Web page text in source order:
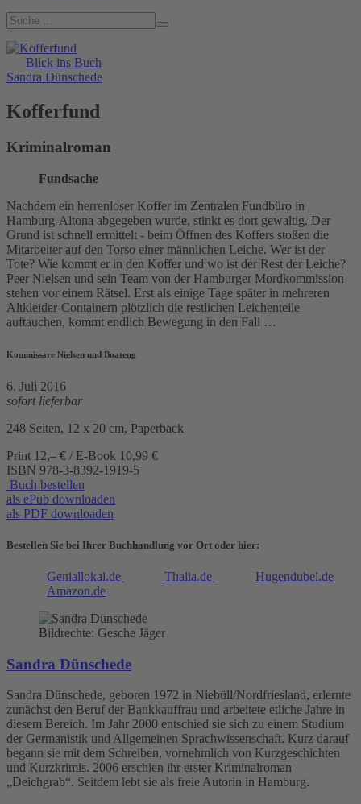
Blick ins Buch
Sandra Dünschede
Kofferfund
Kriminalroman
Fundsache
Nachdem ein herrenloser Koffer im Zentralen Fundbüro in
Hamburg-Altona abgegeben wurde, stinkt es dort gewaltig. Der
Grund ist schnell ermittelt - beim Öffnen des Koffers stoßen die
Mitarbeiter auf den Torso einer männlichen Leiche. Wer ist der
Tote? Wie kommt er in den Koffer und wo ist der Rest der Leiche?
Peer Nielsen und sein Team von der Hamburger Mordkommission
stehen vor einem Rätsel. Erst als einige Tage später in mehreren
Altkleider-Containern plötzlich die restlichen Leichenteile
auftauchen, kommt endlich Bewegung in den Fall …
Kommissare Nielsen und Boateng
6. Juli 2016
sofort lieferbar
248 Seiten, 12 x 20 cm, Paperback
Print 12,– € / E-Book 10,99 €
ISBN 978-3-8392-1919-5
Buch bestellen
als ePub downloaden
als PDF downloaden
Bestellen Sie bei Ihrer Buchhandlung vor Ort oder hier:
Geniallokal.de Thalia.de
Hugendubel.de
Amazon.de
Bildrechte: Gesche Jäger
Sandra Dünschede
Sandra Dünschede, geboren 1972 in Niebüll/Nordfriesland, erlernte
zunächst den Beruf der Bankkauffrau und arbeitete etliche Jahre in
diesem Bereich. Im Jahr 2000 entschied sie sich zu einem Studium
der Germanistik und Allgemeinen Sprachwissenschaft. Kurz darauf
begann sie mit dem Schreiben, vornehmlich von Kurzgeschichten
und Kurzkrimis. 2006 erschien ihr erster Kriminalroman
„Deichgrab“. Seitdem lebt sie als freie Autorin in Hamburg.